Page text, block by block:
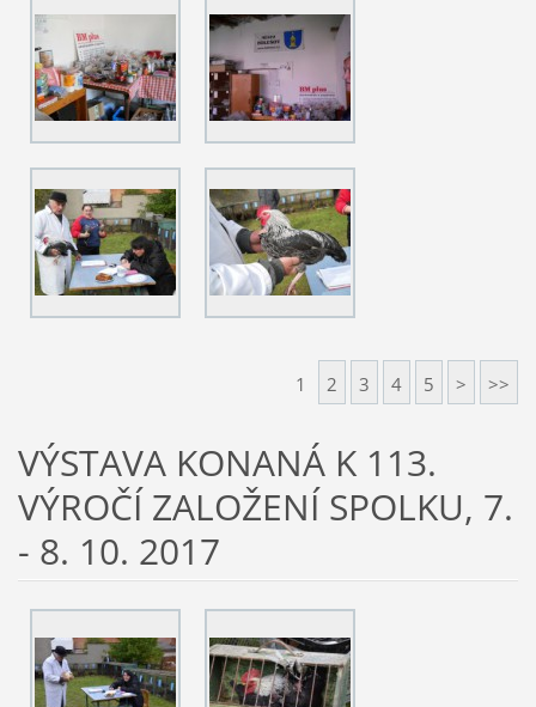
1 2 3 4 5 > >>
VÝSTAVA KONANÁ K 113.
VÝROČÍ ZALOŽENÍ SPOLKU, 7.
- 8. 10. 2017